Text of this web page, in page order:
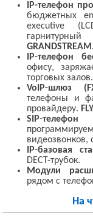
IP-телефон
бюджетных
executive
GRANDSTREAM .
IP-телефон
офису,
торговых залов.
VoIP-шлюз
телефоны и
провайдеру.
SIP-
видеозвонков,
IP-базовая
DECT-трубок.
Модули
рядом с
На